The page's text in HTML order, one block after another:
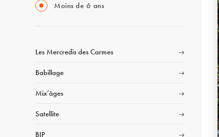
Moins de 6 ans
Les Mercredis des Carmes
Babillage
Mix’âges
Satellite
BIP